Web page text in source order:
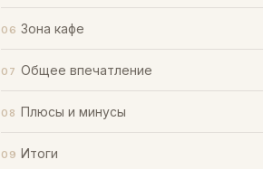
Зона кафе
Общее впечатление
Плюсы и минусы
Итоги